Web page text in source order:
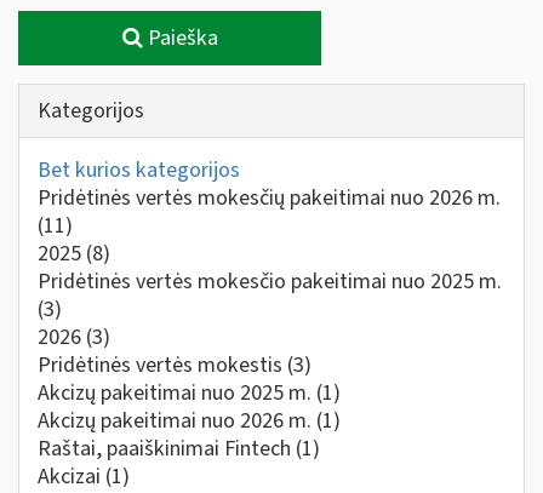
Paieška
Kategorijos
Bet kurios kategorijos
Pridėtinės vertės mokesčių pakeitimai nuo 2026 m.
(11)
2025 (8)
Pridėtinės vertės mokesčio pakeitimai nuo 2025 m.
(3)
2026 (3)
Pridėtinės vertės mokestis (3)
Akcizų pakeitimai nuo 2025 m. (1)
Akcizų pakeitimai nuo 2026 m. (1)
Raštai, paaiškinimai Fintech (1)
Akcizai (1)